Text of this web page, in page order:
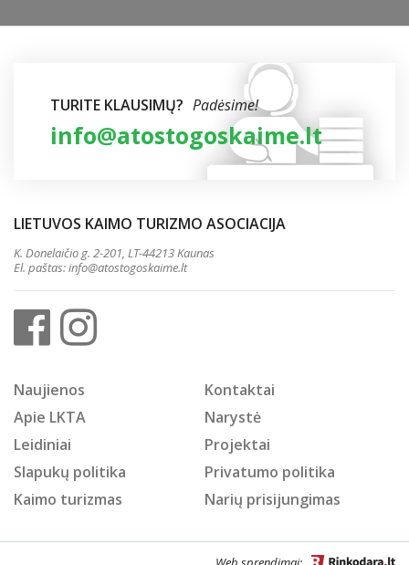
TURITE KLAUSIMŲ? Padėsime!
info@atostogoskaime.lt
LIETUVOS KAIMO TURIZMO ASOCIACIJA
K. Donelaičio g. 2-201, LT-44213 Kaunas
El. paštas:info@atostogoskaime.lt
Naujienos
Kontaktai
Apie LKTA
Narystė
Leidiniai
Projektai
Slapukų politika
Privatumo politika
Kaimo turizmas
Narių prisijungimas